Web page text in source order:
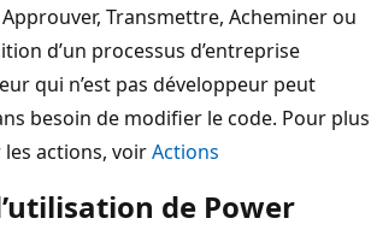
Transmettre, Acheminer ou
d’un processus d’entreprise
qui n’est pas développeur peut
besoin de modifier le code. Pour plus
actions, voirActions
de Power